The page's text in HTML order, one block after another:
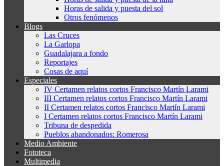
Horas de salida y puesta del sol
Otros fenómenos
Blogs
Las Cruces
La Garlopa
Guadalajara a fondo
Reportajes
Cosas de aquí
Especiales
IV Certamen relatos cortos Francisco Martín Larami
III Certamen relatos cortos Francisco Martín Larami
II Certamen relatos cortos Francisco Martín Larami
I Certamen relatos cortos Francisco Martín Larami
Tribuna de despedida
Pueblos abandonados: Romerosa
Medio Ambiente
Fototeca
Multimedia